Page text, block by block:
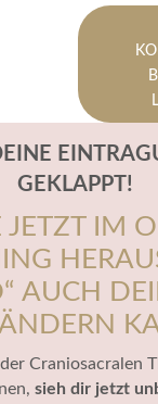
GEKLAPPT!
JETZT IM
AUCH
Craniosacralen
sieh dir jetzt